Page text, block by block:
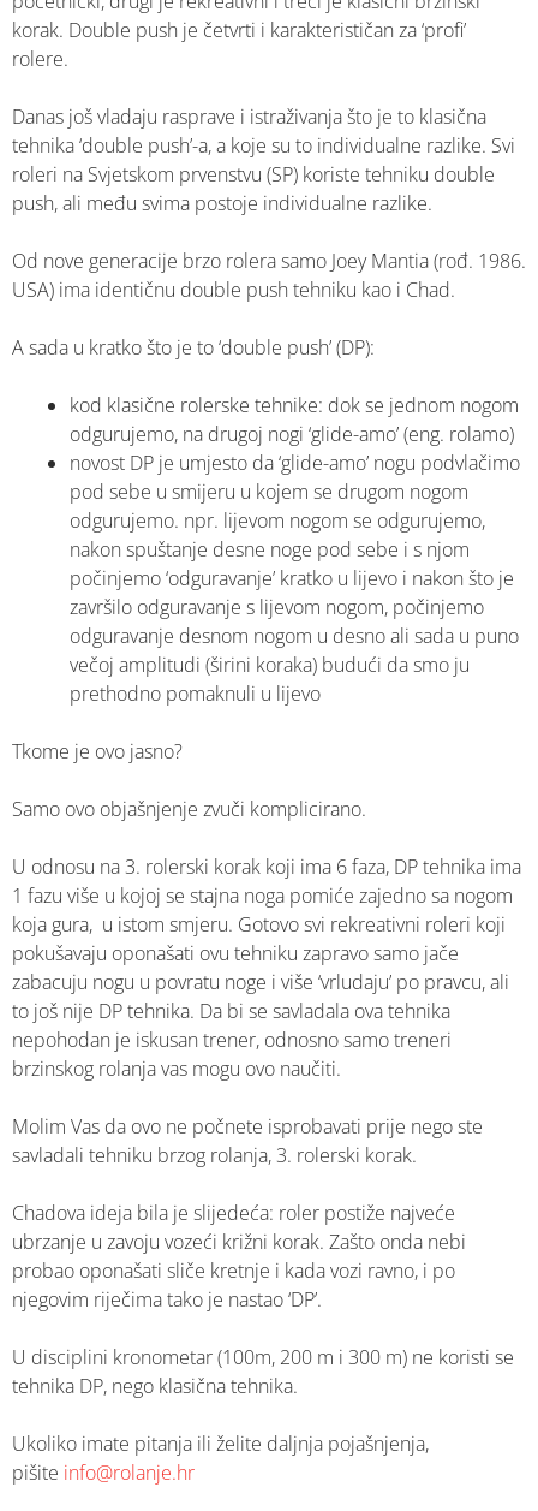
korak. Double push je četvrti i karakterističan za ‘profi’
rolere.
Danas još vladaju rasprave i istraživanja što je to klasična
tehnika ‘double push’-a, a koje su to individualne razlike. Svi
roleri na Svjetskom prvenstvu (SP) koriste tehniku double
push, ali među svima postoje individualne razlike.
Od nove generacije brzo rolera samo Joey Mantia (rođ. 1986.
USA) ima identičnu double push tehniku kao i Chad.
A sada u kratko što je to ‘double push’ (DP):
kod klasične rolerske tehnike: dok se jednom nogom
odgurujemo, na drugoj nogi ‘glide-amo’ (eng. rolamo)
novost DP je umjesto da ‘glide-amo’ nogu podvlačimo
pod sebe u smijeru u kojem se drugom nogom
odgurujemo. npr. lijevom nogom se odgurujemo,
nakon spuštanje desne noge pod sebe i s njom
počinjemo ‘odguravanje’ kratko u lijevo i nakon što je
završilo odguravanje s lijevom nogom, počinjemo
odguravanje desnom nogom u desno ali sada u puno
večoj amplitudi (širini koraka) budući da smo ju
prethodno pomaknuli u lijevo
Tkome je ovo jasno?
Samo ovo objašnjenje zvuči komplicirano.
U odnosu na 3. rolerski korak koji ima 6 faza, DP tehnika ima
1 fazu više u kojoj se stajna noga pomiće zajedno sa nogom
koja gura, u istom smjeru. Gotovo svi rekreativni roleri koji
pokušavaju oponašati ovu tehniku zapravo samo jače
zabacuju nogu u povratu noge i više ‘vrludaju’ po pravcu, ali
to još nije DP tehnika. Da bi se savladala ova tehnika
nepohodan je iskusan trener, odnosno samo treneri
brzinskog rolanja vas mogu ovo naučiti.
Molim Vas da ovo ne počnete isprobavati prije nego ste
savladali tehniku brzog rolanja, 3. rolerski korak.
Chadova ideja bila je slijedeća: roler postiže najveće
ubrzanje u zavoju vozeći križni korak. Zašto onda nebi
probao oponašati sliče kretnje i kada vozi ravno, i po
njegovim riječima tako je nastao ‘DP’.
U disciplini kronometar (100m, 200 m i 300 m) ne koristi se
tehnika DP, nego klasična tehnika.
Ukoliko imate pitanja ili želite daljnja pojašnjenja,
pišite info@rolanje.hr